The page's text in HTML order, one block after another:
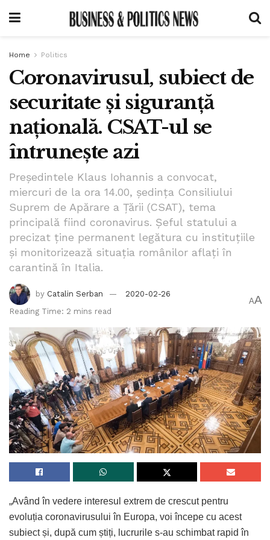
Home Politics
Coronavirusul, subiect de
securitate și siguranță
națională. CSAT-ul se
întrunește azi
Președintele Klaus Iohannis a convocat,
miercuri de la ora 14.00, ședința Consiliului
Suprem de Apărare a Țării (CSAT), tema
principală fiind coronavirus. Șeful statului a
precizat ține permanent legătura cu instituțiile
și monitorizează situația românilor aflați în
carantină în Italia.
by Catalin Serban
2020-02-26
Reading Time: 2 mins read
AA
„Având în vedere interesul extrem de crescut pentru
evoluția coronavirusului în Europa, voi începe cu acest
subiect și, după cum știți, lucrurile s-au schimbat rapid în